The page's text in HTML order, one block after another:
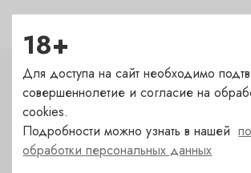
Характеристики
Страна
Франция
18+
Для доступа на сайт необходимо
совершеннолетие и согласие на
cookies.
Подробности можно узнать в нашей
обработки персональных данных